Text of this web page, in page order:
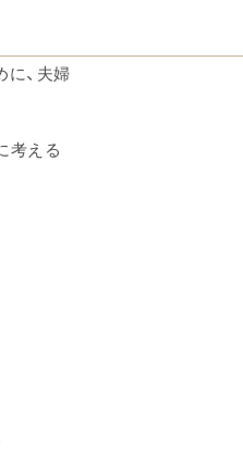
、夫婦
考える